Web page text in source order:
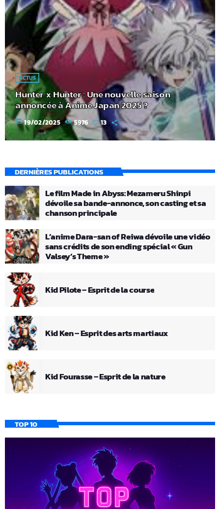
ACTUS
Hunter x Hunter : Une nouvelle saison
annoncée à Anime Japan 2025 ?
today 19/02/2025 5976 13
DERNIÈRES PUBLICATIONS
Le film Made in Abyss: Mezameru Shinpi
dévoile sa bande-annonce, son casting et sa
chanson principale
L’anime Dara-san of Reiwa dévoile une vidéo
sans crédits de son ending spécial « Gun
Valsey’s Theme »
Kid Pilote – Esprit de la course
Kid Ken – Esprit des arts martiaux
Kid Fourasse – Esprit de la nature
TOP 10